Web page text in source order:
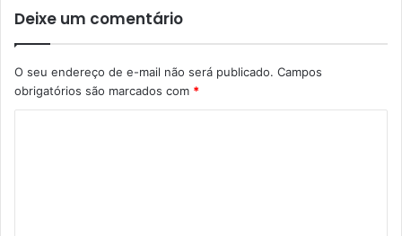
Deixe um comentário
O seu endereço de e-mail não será publicado. Campos
obrigatórios são marcados com *